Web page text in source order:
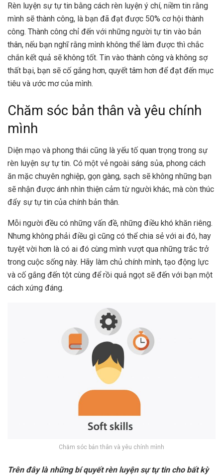
Rèn luyện sự tự tin bằng cách rèn luyện ý chí, niềm tin rằng
mình sẽ thành công, là bạn đã đạt được 50% cơ hội thành
công. Thành công chỉ đến với những người tự tin vào bản
thân, nếu bạn nghĩ rằng mình không thể làm được thì chắc
chắn kết quả sẽ không tốt. Tin vào thành công và không sợ
thất bại, bạn sẽ cố gắng hơn, quyết tâm hơn để đạt đến mục
tiêu và ước mơ của mình.
Chăm sóc bản thân và yêu chính
mình
Diện mạo và phong thái cũng là yếu tố quan trọng trong sự
rèn luyện sự tự tin. Có một vẻ ngoài sáng sủa, phong cách
ăn mặc chuyên nghiệp, gọn gàng, sạch sẽ không những bạn
sẽ nhận được ánh nhìn thiện cảm từ người khác, mà còn thúc
đẩy sự tự tin của chính bản thân.
Mỗi người đều có những vấn đề, những điều khó khăn riêng.
Nhưng không phải điều gì cũng có thể chia sẻ với ai đó, hay
tuyệt vời hơn là có ai đó cùng mình vượt qua những trắc trở
trong cuộc sống này. Hãy làm chủ chính mình, tạo động lực
và cố gắng đến tột cùng để rồi quả ngọt sẽ đến với bạn một
cách xứng đáng.
Chăm sóc bản thân và yêu chính mình
Trên đây là những bí quyết rèn luyện sự tự tin cho bất kỳ